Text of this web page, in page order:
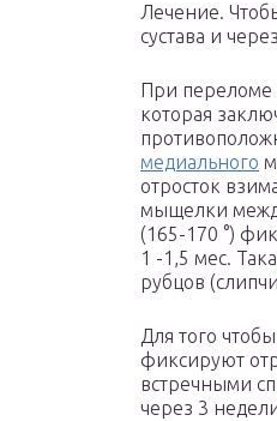
Лечение.
сустава и
При переломе
которая
медиального
отросток
мыщелки
(165-170 °)
1 -1,5 мес.
рубцов
Для того
фиксируют
встречными
через 3